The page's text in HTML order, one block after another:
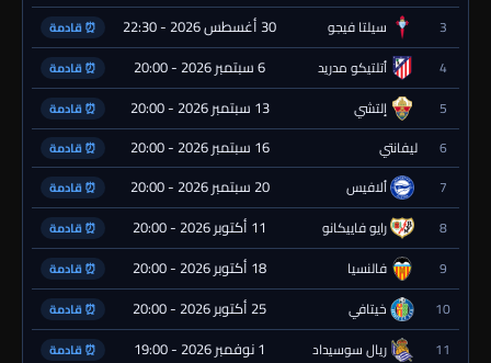
3 سيلتا فيجو 30 أغسطس 2026 - 22:30 ⏰ قادمة
4 أتلتيكو مدريد 6 سبتمبر 2026 - 20:00 ⏰ قادمة
5 إلتشي 13 سبتمبر 2026 - 20:00 ⏰ قادمة
6 ليفانتي 16 سبتمبر 2026 - 20:00 ⏰ قادمة
7 ألافيس 20 سبتمبر 2026 - 20:00 ⏰ قادمة
8 رايو فاييكانو 11 أكتوبر 2026 - 20:00 ⏰ قادمة
9 فالنسيا 18 أكتوبر 2026 - 20:00 ⏰ قادمة
10 خيتافي 25 أكتوبر 2026 - 20:00 ⏰ قادمة
11 ريال سوسيداد 1 نوفمبر 2026 - 19:00 ⏰ قادمة